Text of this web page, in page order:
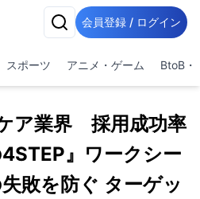
会員登録 / ログイン
スポーツ アニメ・ゲーム BtoB・
ア業界 採⽤成功率
』ワークシー
敗を防ぐ ターゲッ